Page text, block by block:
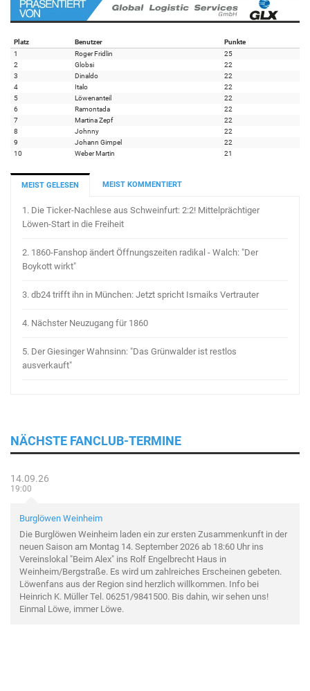
Platz Benutzer
Punkte
1
Roger Fridlin
25
2
Globsi
22
3
Dinaldo
22
4
Italo
22
5
Löwenanteil
22
6
Ramontada
22
7
Martina Zepf
22
8
Johnny
22
9
Johann Gimpel
22
10
Weber Martin 21
MEIST GELESEN MEIST KOMMENTIERT
1. Die Ticker-Nachlese aus Schweinfurt: 2:2! Mittelprächtiger
Löwen-Start in die Freiheit
2. 1860-Fanshop ändert Öffnungszeiten radikal - Walch: "Der
Boykott wirkt"
3. db24 trifft ihn in München: Jetzt spricht Ismaiks Vertrauter
4. Nächster Neuzugang für 1860
5. Der Giesinger Wahnsinn: "Das Grünwalder ist restlos
ausverkauft"
NÄCHSTE FANCLUB-TERMINE
14.09.26
19:00
Burglöwen Weinheim
Die Burglöwen Weinheim laden ein zur ersten Zusammenkunft in der
neuen Saison am Montag 14. September 2026 ab 18:60 Uhr ins
Vereinslokal "Beim Alex" ins Rolf Engelbrecht Haus in
Weinheim/Bergstraße. Es wird um zahlreiches Erscheinen gebeten.
Löwenfans aus der Region sind herzlich willkommen. Info bei
Heinrich K. Müller Tel. 06251/9841500. Bis dahin, wir sehen uns!
Einmal Löwe, immer Löwe.